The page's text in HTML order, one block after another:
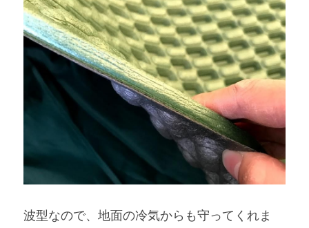
波型なので、地面の冷気からも守ってくれま